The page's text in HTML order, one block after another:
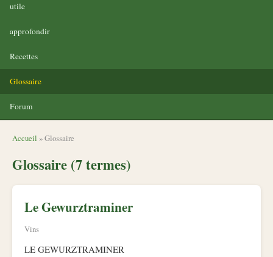
utile
approfondir
Recettes
Glossaire
Forum
Accueil » Glossaire
Glossaire (7 termes)
Le Gewurztraminer
Vins
LE GEWURZTRAMINER